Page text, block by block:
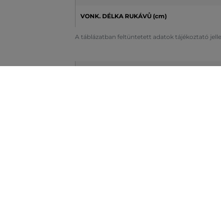
A táblázatban feltüntetett adatok tájékoztató
VONK. DÉLKA RUKÁVŮ (cm)